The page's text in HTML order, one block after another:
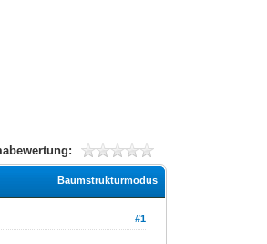
Baumstrukturmodus
#1